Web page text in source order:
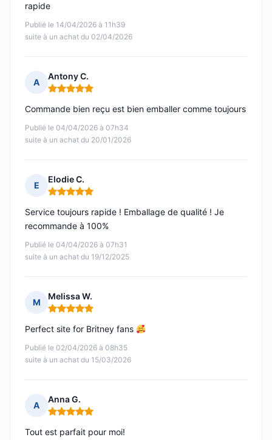
Publié le 14/04/2026 à 11h39
suite à un achat du 02/04/2026
rapide
A
Antony C.
Note : 5 sur 5
Publié le 04/04/2026 à 07h34
suite à un achat du 20/01/2026
Commande bien reçu est bien emballer comme toujours
E
Elodie C.
Note : 5 sur 5
Publié le 04/04/2026 à 07h31
suite à un achat du 19/12/2025
Service toujours rapide ! Emballage de qualité ! Je
recommande à 100%
M
Melissa W.
Note : 5 sur 5
Publié le 02/04/2026 à 08h35
suite à un achat du 15/03/2026
Perfect site for Britney fans
A
Anna G.
Note : 5 sur 5
Tout est parfait pour moi!